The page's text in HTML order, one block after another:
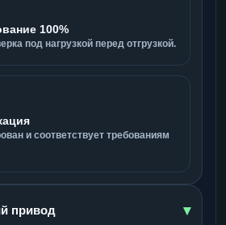
100%
под нагрузкой перед отгрузкой.
и соответствует требованиям
привод ▾